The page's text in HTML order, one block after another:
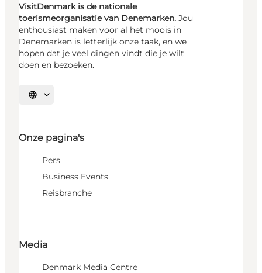
VisitDenmark is de nationale
toerismeorganisatie van Denemarken. Jou
enthousiast maken voor al het moois in
Denemarken is letterlijk onze taak, en we
hopen dat je veel dingen vindt die je wilt
doen en bezoeken.
Selecteer taal
Onze pagina's
Pers
Business Events
Reisbranche
Media
Denmark Media Centre